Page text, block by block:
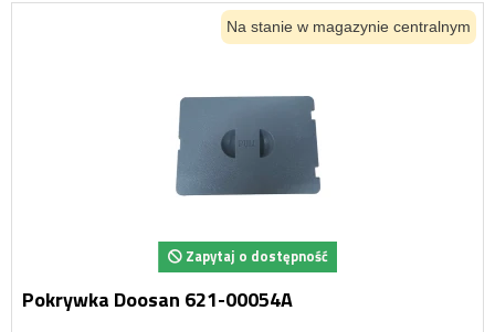
Na stanie w magazynie centralnym
Zapytaj o dostępność
Pokrywka Doosan 621-00054A